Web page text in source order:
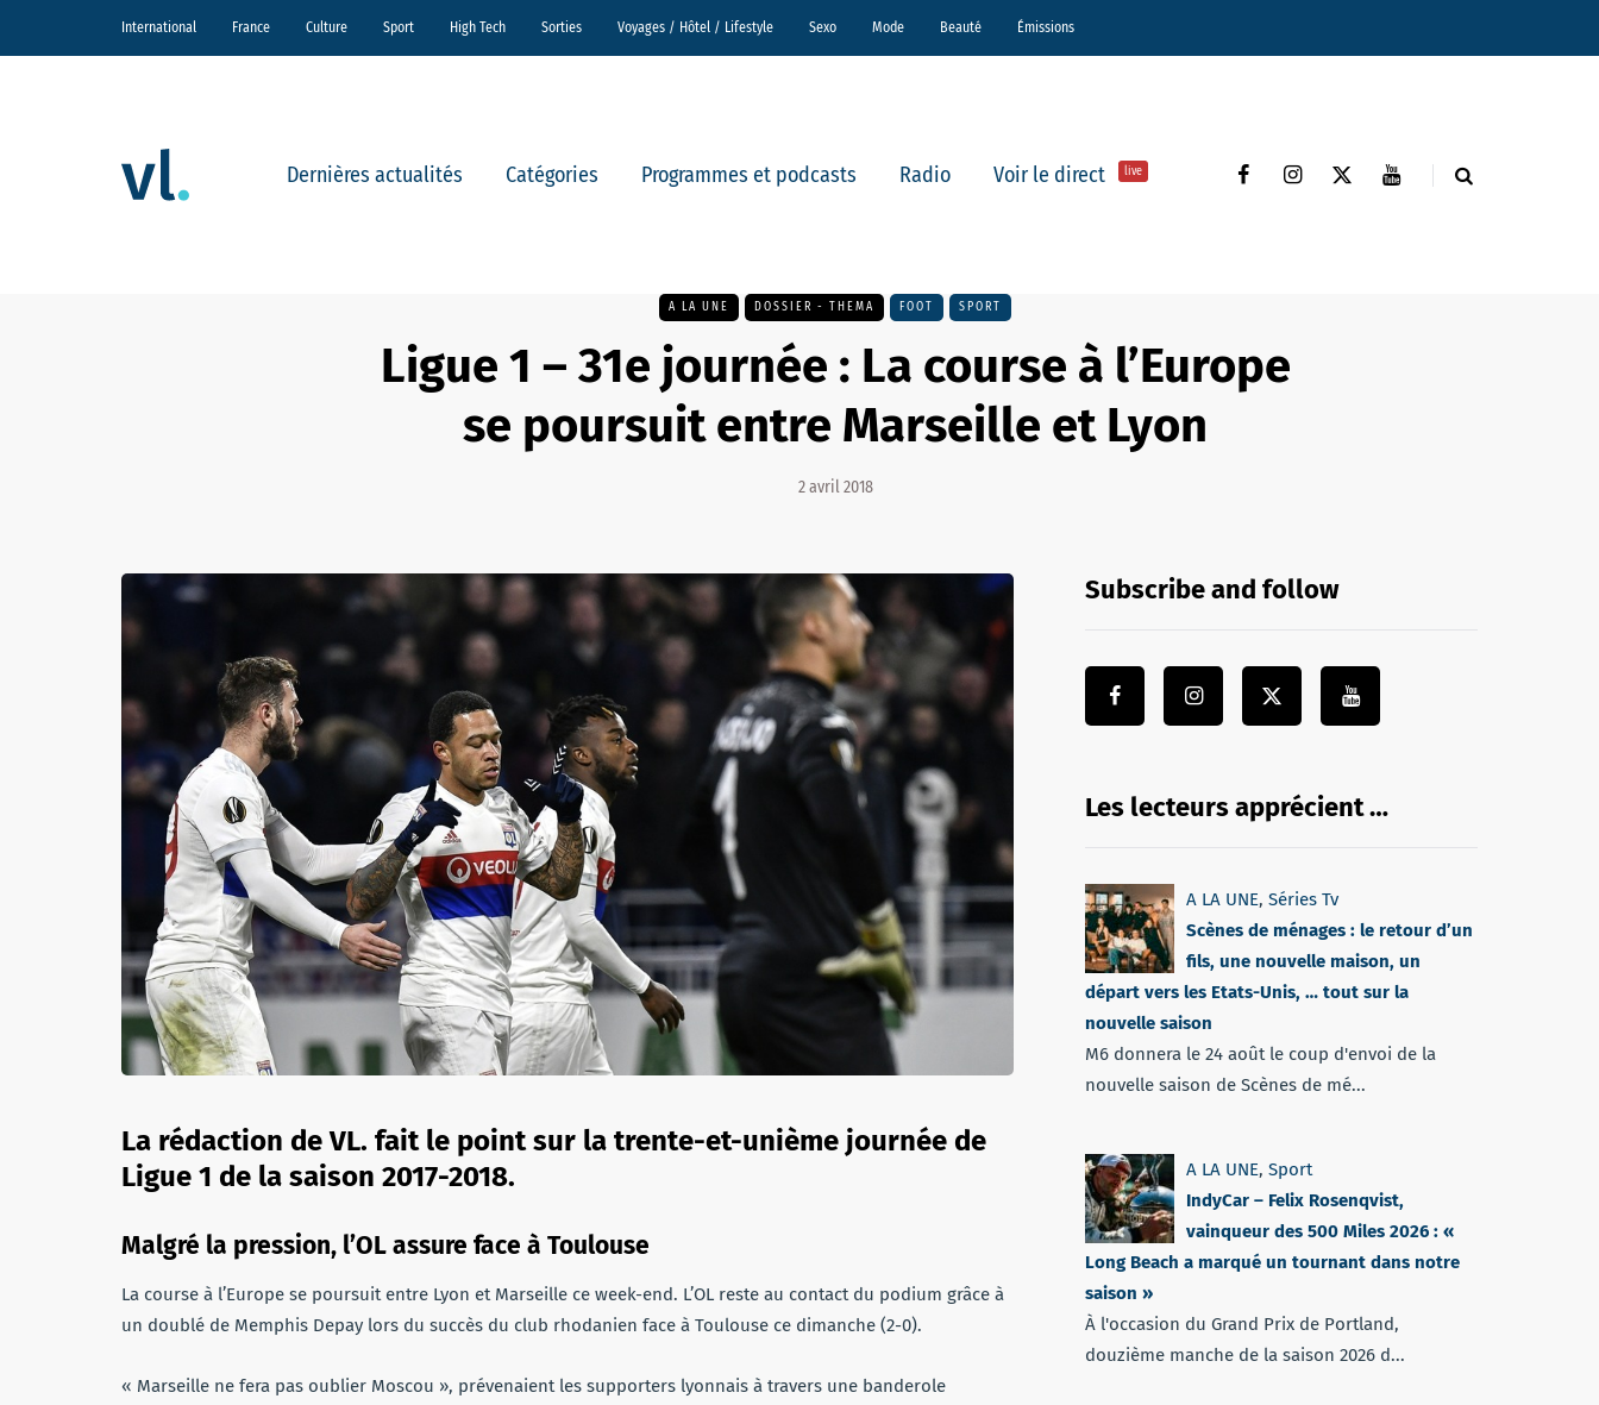
International France Culture Sport High Tech Sorties Voyages / Hôtel / Lifestyle Sexo Mode Beauté Émissions
Dernières actualités Catégories Programmes et podcasts Radio Voir le direct live
A LA UNE DOSSIER - THEMA FOOT SPORT
Ligue 1 – 31e journée : La course à l’Europe
se poursuit entre Marseille et Lyon
2 avril 2018
La rédaction de VL. fait le point sur la trente-et-unième journée de
Ligue 1 de la saison 2017-2018.
Malgré la pression, l’OL assure face à Toulouse
La course à l’Europe se poursuit entre Lyon et Marseille ce week-end. L’OL reste au contact du podium grâce à
un doublé de Memphis Depay lors du succès du club rhodanien face à Toulouse ce dimanche (2-0).
« Marseille ne fera pas oublier Moscou », prévenaient les supporters lyonnais à travers une banderole
Subscribe and follow
Les lecteurs apprécient …
A LA UNE, Séries Tv
Scènes de ménages : le retour d’un
fils, une nouvelle maison, un
départ vers les Etats-Unis, … tout sur la
nouvelle saison
M6 donnera le 24 août le coup d'envoi de la
nouvelle saison de Scènes de mé...
A LA UNE, Sport
IndyCar – Felix Rosenqvist,
vainqueur des 500 Miles 2026 : «
Long Beach a marqué un tournant dans notre
saison »
À l'occasion du Grand Prix de Portland,
douzième manche de la saison 2026 d...